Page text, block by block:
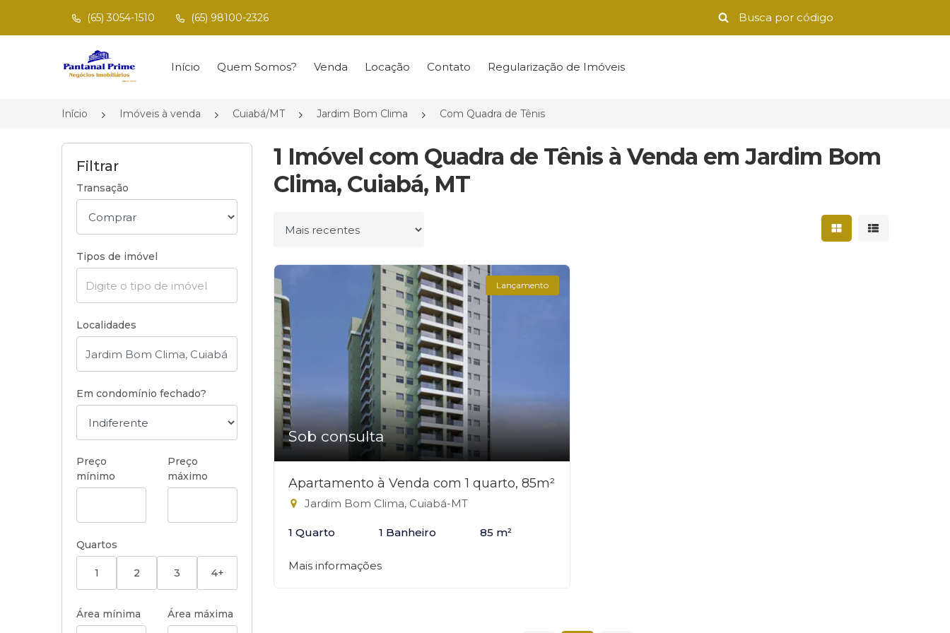
(65) 3054-1510 (65) 98100-2326
Página inicial
Início Quem Somos? Venda Locação Contato Regularização de Imóveis
Início Imóveis à venda Cuiabá/MT Jardim Bom Clima Com Quadra de Tênis
Filtrar
Transação
Tipos de imóvel
Localidades
Em condomínio fechado?
Preço
mínimo
Preço
máximo
Quartos
1 2 3 4+
Área mínima Área máxima
1 Imóvel com Quadra de Tênis à Venda em Jardim Bom
Clima, Cuiabá, MT
Ordenar por Mostrar resultados
Mostrar
Lançamento
Sob consulta
Apartamento à Venda com 1 quarto, 85m²
Jardim Bom Clima, Cuiabá-MT
1 Quarto 1 Banheiro 85 m²
Mais informações